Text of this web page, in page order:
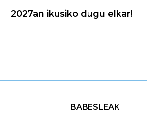
2027an ikusiko dugu elkar!
BABESLEAK